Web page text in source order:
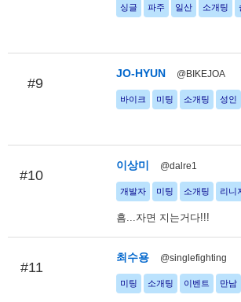
싱글 파주 일산 소개팅
#9
JO-HYUN @BIKEJOA
바이크 미팅 소개팅 성인
#10
이상미 @dalre1
개발자 미팅 소개팅 리니
흠...자면 지는거다!!!
#11
최수용 @singlefighting
미팅 소개팅 이벤트 만남